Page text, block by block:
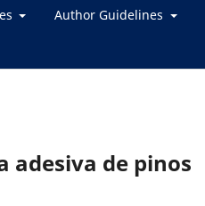
Author Guidelines
adesiva de pinos